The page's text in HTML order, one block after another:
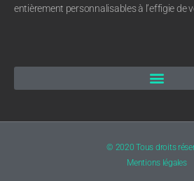
entièrement personnalisables à l’effigie de
© 2020 Tous droits
Mentions légales